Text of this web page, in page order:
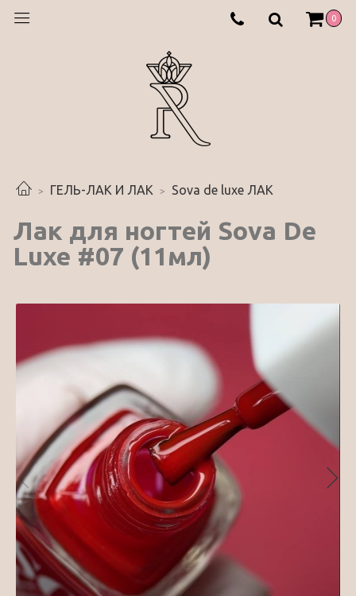
0
ГЕЛЬ-ЛАК И ЛАК Sova de luxe ЛАК
Лак для ногтей Sova De
Luxe #07 (11мл)